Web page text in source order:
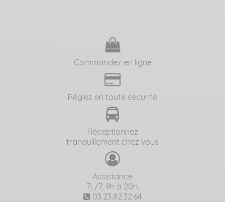
Commandez en ligne
Réglez en toute sécurité
Réceptionnez
tranquillement chez vous
Assistance
7j /7, 9h à 20h.
03.23.82.32.64